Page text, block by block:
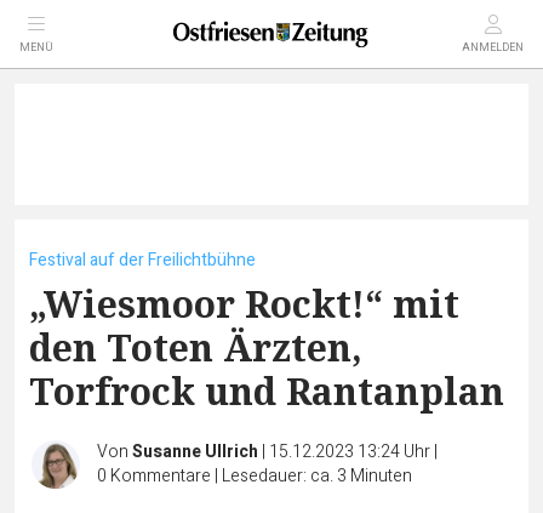
MENÜ ANMELDEN
Festival auf der Freilichtbühne
„Wiesmoor Rockt!“ mit
den Toten Ärzten,
Torfrock und Rantanplan
VonSusanne Ullrich | 15.12.2023 13:24 Uhr|
0 Kommentare | Lesedauer: ca. 3 Minuten